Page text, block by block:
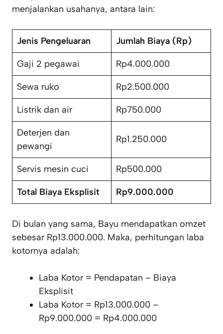
menjalankan usahanya, antara lain:
Jenis Pengeluaran Jumlah Biaya (Rp)
Gaji 2 pegawai Rp4.000.000
Sewa ruko Rp2.500.000
Listrik dan air Rp750.000
Deterjen dan
pewangi
Rp1.250.000
Servis mesin cuci Rp500.000
Total Biaya Eksplisit Rp9.000.000
Di bulan yang sama, Bayu mendapatkan omzet
sebesar Rp13.000.000. Maka, perhitungan laba
kotornya adalah:
Laba Kotor = Pendapatan – Biaya
Eksplisit
Laba Kotor = Rp13.000.000 –
Rp9.000.000 = Rp4.000.000